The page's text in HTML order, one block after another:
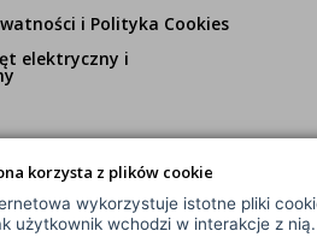
korzysta z plików cookie
wykorzystuje istotne pliki
użytkownik wchodzi w interakcje z
i Polityka Cookies
elektryczny i
Zastrzeżone